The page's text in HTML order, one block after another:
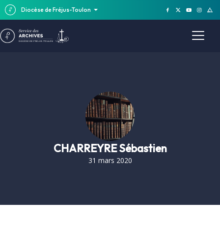
Diocèse de Fréjus-Toulon
CHARREYRE Sébastien
31 mars 2020